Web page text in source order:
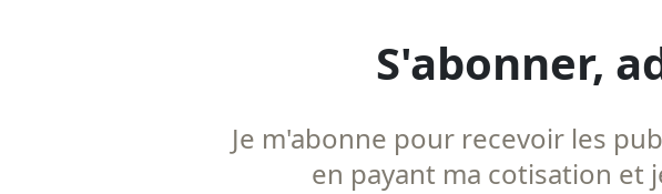
S'abonner,
Je m'abonne pour recevoir les
en payant ma cotisation et